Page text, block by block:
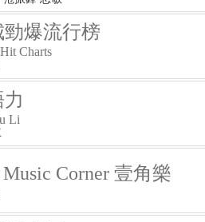
勁爆流行榜
Charts
力
Li
Music Corner 壹角樂